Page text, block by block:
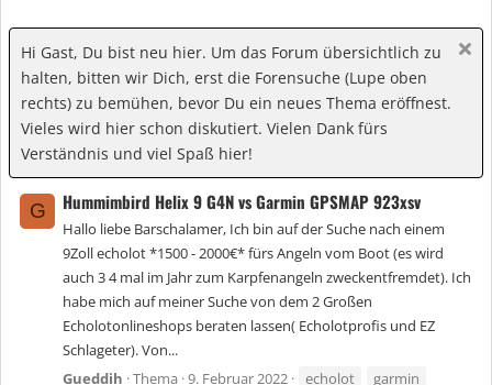
Hi Gast, Du bist neu hier. Um das Forum übersichtlich zu
halten, bitten wir Dich, erst die Forensuche (Lupe oben
rechts) zu bemühen, bevor Du ein neues Thema eröffnest.
Vieles wird hier schon diskutiert. Vielen Dank fürs
Verständnis und viel Spaß hier!
G Hummimbird Helix 9 G4N vs Garmin GPSMAP 923xsv
Hallo liebe Barschalamer, Ich bin auf der Suche nach einem
9Zoll echolot *1500 - 2000€* fürs Angeln vom Boot (es wird
auch 3 4 mal im Jahr zum Karpfenangeln zweckentfremdet). Ich
habe mich auf meiner Suche von dem 2 Großen
Echolotonlineshops beraten lassen( Echolotprofis und EZ
Schlageter). Von...
Gueddih Thema 9. Februar 2022 echolot
garmin